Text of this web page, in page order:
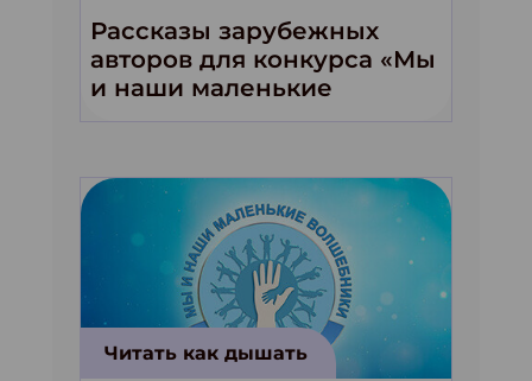
Рассказы зарубежных
авторов для конкурса «Мы
и наши маленькие
волшебники!»
Читать как дышать